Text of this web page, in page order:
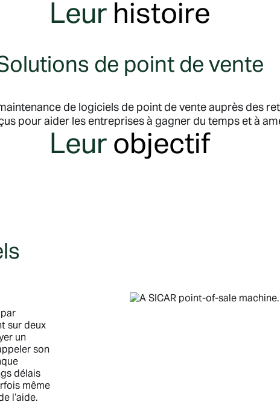
Leur histoire
de point de vente
de logiciels de point de vente auprès des
pour aider les entreprises à gagner du temps et à
Leur objectif
sur deux
un
son
délais
même
l’aide.